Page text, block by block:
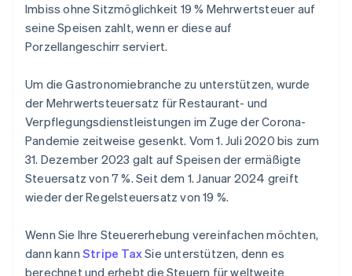
Imbiss ohne Sitzmöglichkeit 19 % Mehrwertsteuer auf
seine Speisen zahlt, wenn er diese auf
Porzellangeschirr serviert.
Um die Gastronomiebranche zu unterstützen, wurde
der Mehrwertsteuersatz für Restaurant- und
Verpflegungsdienstleistungen im Zuge der Corona-
Pandemie zeitweise gesenkt. Vom 1. Juli 2020 bis zum
31. Dezember 2023 galt auf Speisen der ermäßigte
Steuersatz von 7 %. Seit dem 1. Januar 2024 greift
wieder der Regelsteuersatz von 19 %.
Wenn Sie Ihre Steuererhebung vereinfachen möchten,
dann kann Stripe TaxSie unterstützen, denn es
berechnet und erhebt die Steuern für weltweite